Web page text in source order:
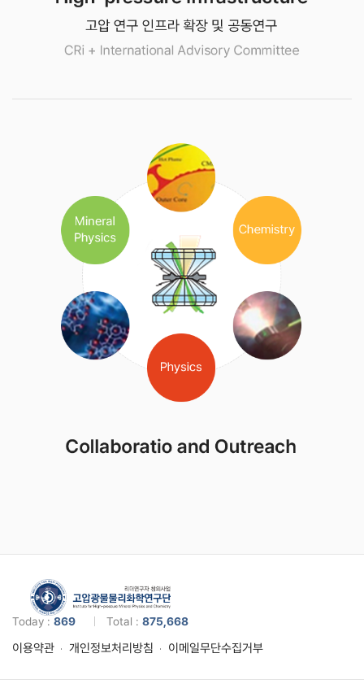
Today : 869 Total : 875,668
이용약관 개인정보처리방침 이메일무단수집거부